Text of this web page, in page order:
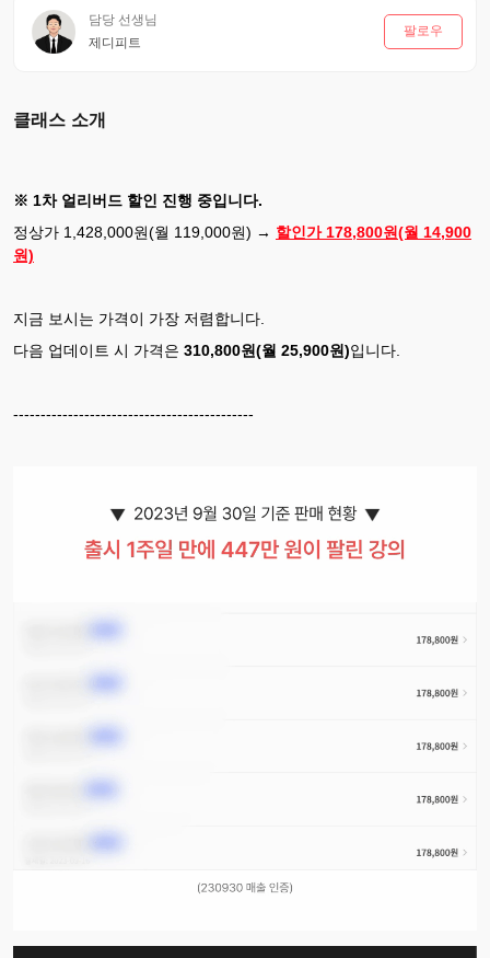
담당 선생님
제디피트
팔로우
클래스 소개
※ 1차 얼리버드 할인 진행 중입니다.
정상가 1,428,000원(월 119,000원) → 할인가 178,800원(월 14,900
원)
지금 보시는 가격이 가장 저렴합니다.
다음 업데이트 시 가격은 310,800원(월 25,900원)입니다.
--------------------------------------------